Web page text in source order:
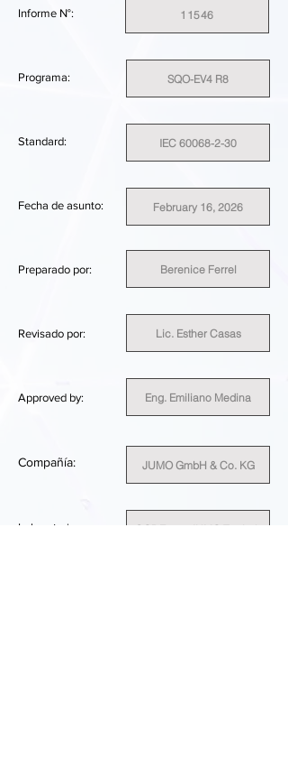
Informe N°: 11546
Programa: SQO-EV4 R8
Standard: IEC 60068-2-30
Fecha de asunto: February 16, 2026
Preparado por: Berenice Ferrel
Revisado por: Lic. Esther Casas
Approved by: Eng. Emiliano Medina
Compañía: JUMO GmbH & Co. KG
Laboratorio CODE 16 - JUMO TestLab